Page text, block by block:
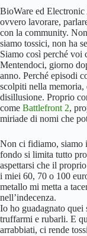
BioWare ed
ovvero lavorare,
con la community.
siamo tossici, non ha
Siamo così perché voi
Mentendoci, giorno
anno. Perché episodi
scolpiti nella memoria,
disillusione. Proprio
come Battlefront 2,
miriade di nomi che
Non ci fidiamo, siamo
fondo si limita tutto
aspettarsi che il
i miei 60, 70 o 100
metallo mi metta a
nell’indecenza.
Io ho guadagnato
truffarmi e rubarli. E
arrabbiati, ci rende